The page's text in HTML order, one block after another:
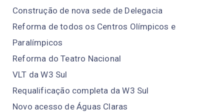
Construção de nova sede de Delegacia
Reforma de todos os Centros Olímpicos e
Paralímpicos
Reforma do Teatro Nacional
VLT da W3 Sul
Requalificação completa da W3 Sul
Novo acesso de Águas Claras